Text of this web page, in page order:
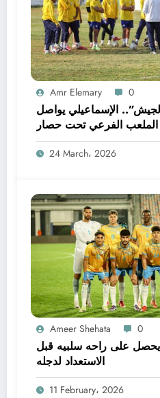
Amr Elemary 0
الإسماعيلي يواصل
الملعب الفرعي تحت حصار
الصيانة
24 March، 2026
Ameer Shehata 0
يحصل على راحه سلبيه قبل
الاستعداد لدجله
11 February، 2026